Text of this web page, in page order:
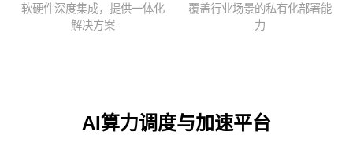
软硬件深度集成，提供一体化
解决方案
覆盖行业场景的私有化部署能
力
AI算力调度与加速平台